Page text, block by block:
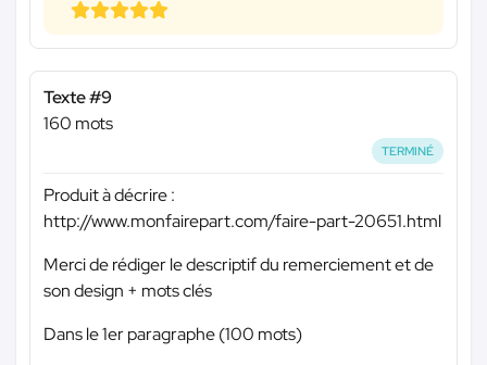
Texte #9
160 mots
TERMINÉ
Produit à décrire :
http://www.monfairepart.com/faire-part-20651.html
Merci de rédiger le descriptif du remerciement et de
son design + mots clés
Dans le 1er paragraphe (100 mots)